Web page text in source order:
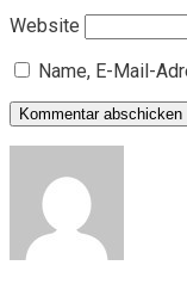
Website
Name, E-Mail-